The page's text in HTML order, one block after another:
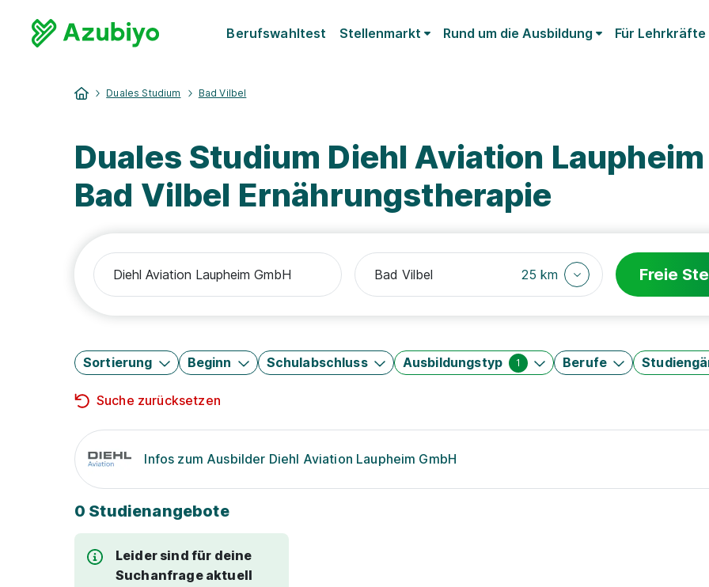
Berufswahltest Stellenmarkt Rund um die Ausbildung Für Lehrkräfte
Duales Studium Bad Vilbel
Duales Studium Diehl Aviation Laupheim
Bad Vilbel Ernährungstherapie
25 km Freie
Sortierung Beginn Schulabschluss Ausbildungstyp 1 Berufe
Suche zurücksetzen
Infos zum Ausbilder Diehl Aviation Laupheim GmbH
0 Studienangebote
Leider sind für deine
Suchanfrage aktuell